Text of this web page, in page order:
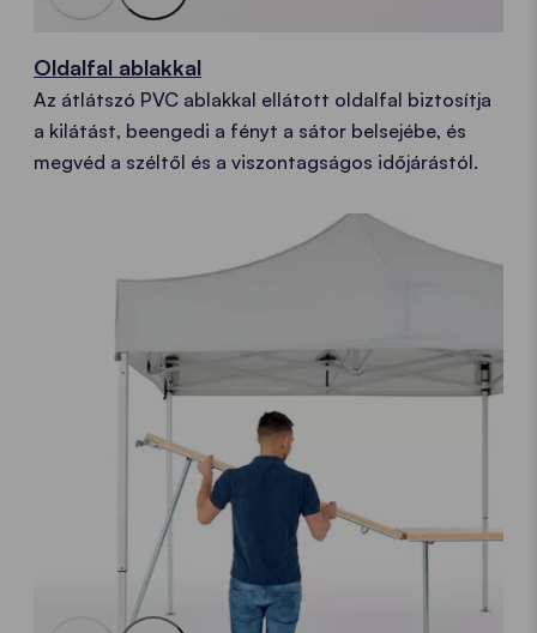
Oldalfal ablakkal
Az átlátszó PVC ablakkal ellátott oldalfal biztosítja
a kilátást, beengedi a fényt a sátor belsejébe, és
megvéd a széltől és a viszontagságos időjárástól.